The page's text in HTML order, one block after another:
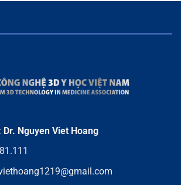
Dr. Nguyen Viet Hoang